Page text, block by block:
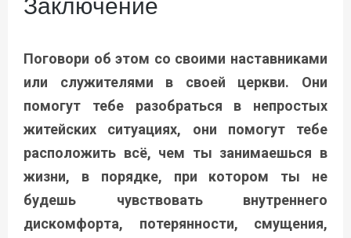
Заключение
Поговори об этом со своими наставниками
или служителями в своей церкви. Они
помогут тебе разобраться в непростых
житейских ситуациях, они помогут тебе
расположить всё, чем ты занимаешься в
жизни, в порядке, при котором ты не
будешь чувствовать внутреннего
дискомфорта, потерянности, смущения,